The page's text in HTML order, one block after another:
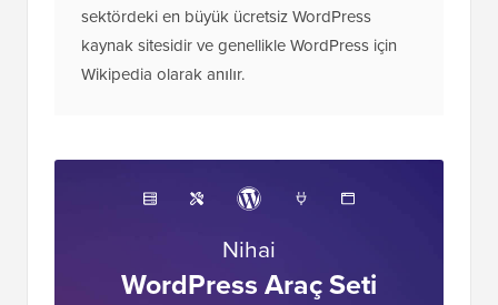
sektördeki en büyük ücretsiz WordPress
kaynak sitesidir ve genellikle WordPress için
Wikipedia olarak anılır.
Nihai
WordPress Araç Seti